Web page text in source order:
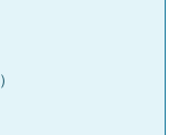
）